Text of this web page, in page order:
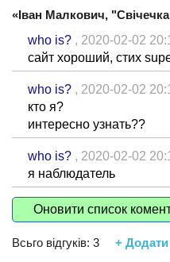
«Іван Малкович,
who is? , 2020-02-02
сайт хороший, стих
who is? , 2020-02-02
кто я?
интересно узнать??
who is? , 2020-02-02
я наблюдатель
Оновити список
Всьго відгуків: 3 +